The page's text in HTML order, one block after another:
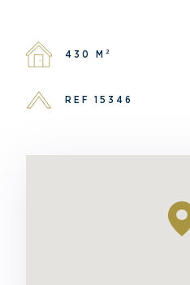
430 M²
REF 15346